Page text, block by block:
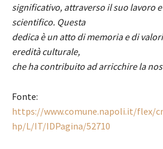
significativo, attraverso il suo lavoro
scientifico. Questa
dedica è un atto di memoria e di
eredità culturale,
che ha contribuito ad arricchire la
Fonte:
https://www.comune.napoli.it/flex/
hp/L/IT/IDPagina/52710